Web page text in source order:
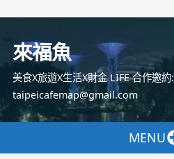
容
來福魚
美食X旅遊X生活X財金 LIFE 合作邀約:
taipeicafemap@gmail.com
MENU